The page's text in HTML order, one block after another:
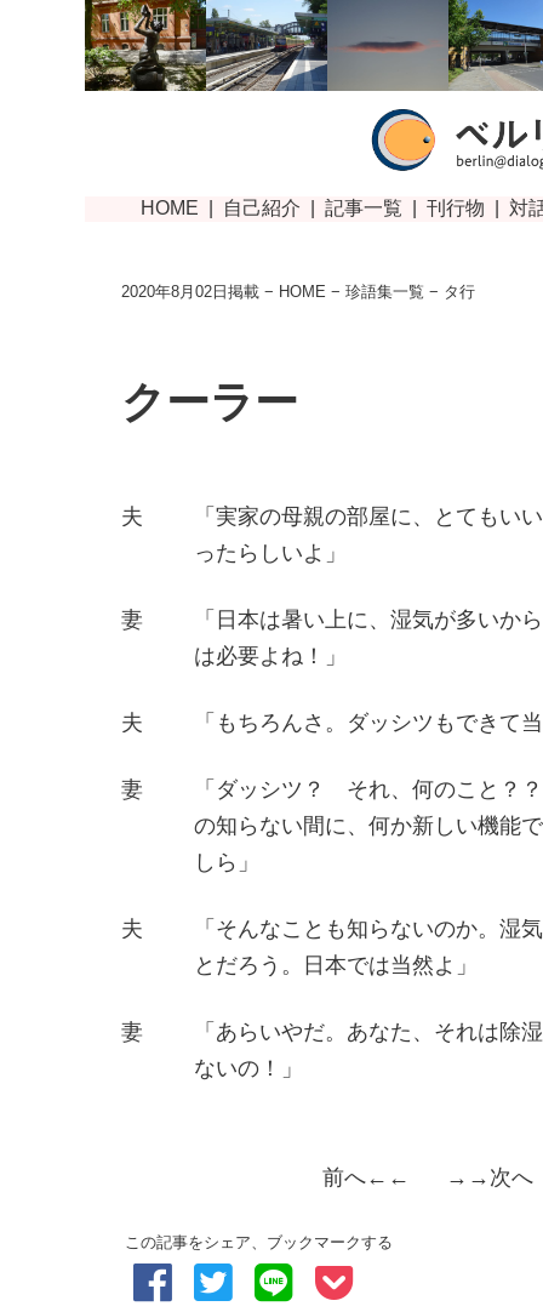
2020年8月02日掲載 − HOME − 珍語集一覧 − タ行
クーラー
夫
「実家の母親の部屋に、とてもい
ったらしいよ」
妻
「日本は暑い上に、湿気が多いか
は必要よね！」
夫 「もちろんさ。ダッシツもできて
妻
「ダッシツ？ それ、何のこと？
の知らない間に、何か新しい機能
しら」
夫
「そんなことも知らないのか。湿
とだろう。日本では当然よ」
妻
「あらいやだ。あなた、それは除
ないの！」
前へ←← →→ 次へ
この記事をシェア、ブックマークする